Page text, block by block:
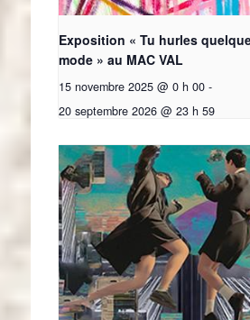
Exposition « Tu hurles
mode » au MAC VAL
15 novembre 2025 @ 0 h 00 -
20 septembre 2026 @ 23 h 59